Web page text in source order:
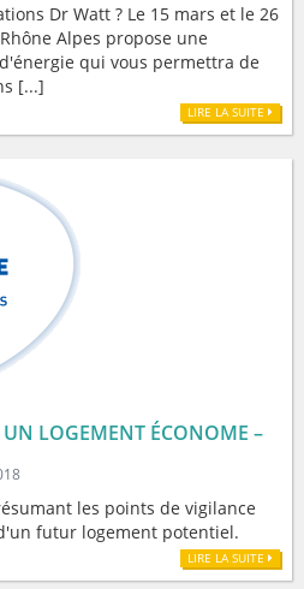
Dr Watt ? Le 15 mars et le 26
Alpes propose une
qui vous permettra de
[...]
LIRE LA SUITE
LOGEMENT ÉCONOME –
les points de vigilance
futur logement potentiel.
LIRE LA SUITE